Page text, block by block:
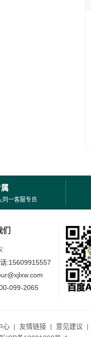
,同一客服专员
:15609915557
099-2065
心 | 友情链接 | 意见建议 |